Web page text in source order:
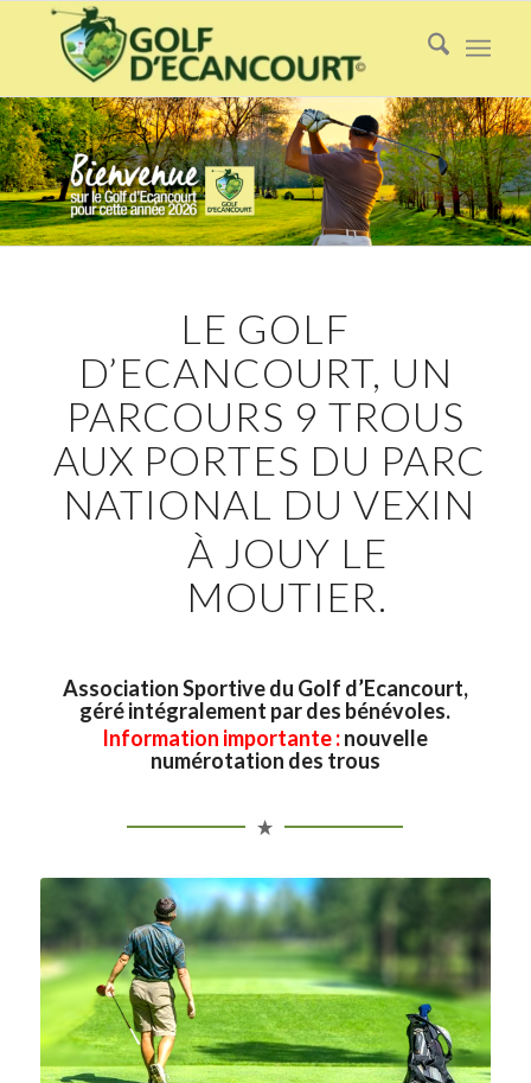
LE GOLF
D’ECANCOURT, UN
PARCOURS 9 TROUS
AUX PORTES DU PARC
NATIONAL DU VEXIN
À JOUY LE
MOUTIER.
Association Sportive du Golf d’Ecancourt,
géré intégralement par des bénévoles.
Information importante :nouvelle
numérotation des trous